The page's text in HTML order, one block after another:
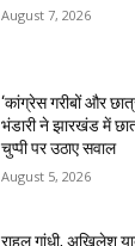
August 7, 2026
‘कांग्रेस गरीबों और
भंडारी ने झारखंड में
चुप्पी पर उठाए सवाल
August 5, 2026
राहुल गांधी, अखिलेश